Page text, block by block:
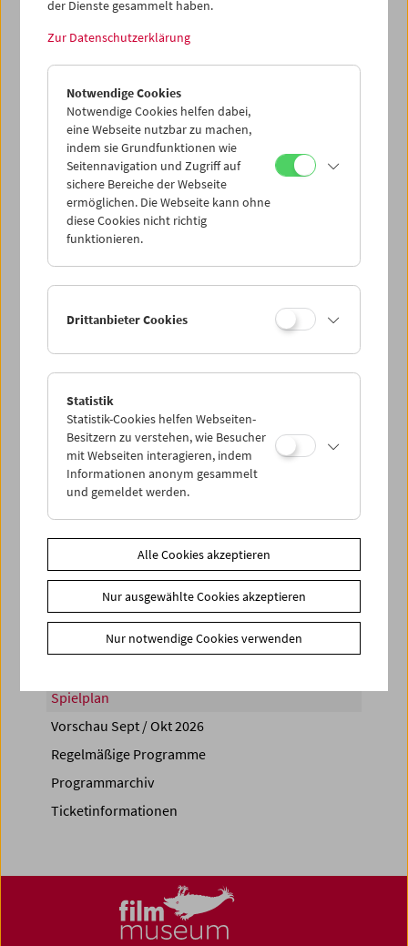
< Vorherige Woche
Mo 15.9.
Di 16.9.
Mi 17.9.
Do 18.9.
Sa 20.9.
PROGRAMM ÜBERBLICK
Share on
Spielplan
Vorschau Sept / Okt 2026
Regelmäßige Programme
Programmarchiv
Ticketinformationen
der Dienste gesammelt haben.
Zur Datenschutzerklärung
Notwendige Cookies
Notwendige Cookies helfen dabei,
eine Webseite nutzbar zu machen,
indem sie Grundfunktionen wie
Seitennavigation und Zugriff auf
sichere Bereiche der Webseite
ermöglichen. Die Webseite kann ohne
diese Cookies nicht richtig
funktionieren.
Drittanbieter Cookies
Statistik
Statistik-Cookies helfen Webseiten-
Besitzern zu verstehen, wie Besucher
mit Webseiten interagieren, indem
Informationen anonym gesammelt
und gemeldet werden.
Alle Cookies akzeptieren
Nur ausgewählte Cookies akzeptieren
Nur notwendige Cookies verwenden